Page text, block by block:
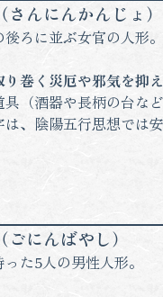
んにんかんじょ）
後ろに並ぶ女官の人形。
巻く災厄や邪気を抑
（酒器や長柄の台など
、陰陽五行思想では
にんばやし）
った5人の男性人形。